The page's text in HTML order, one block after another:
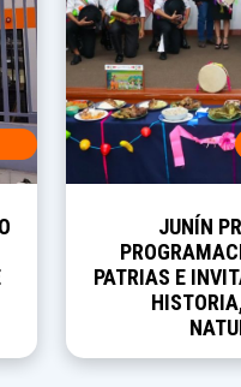
JUNÍN
PATRIAS E